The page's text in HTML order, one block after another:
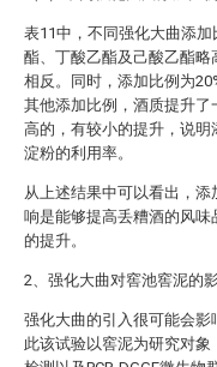
表11中，不同强化大曲添
酯、丁酸乙酯及己酸乙酯略
相反。同时，添加比例为
其他添加比例，酒质提升
高的，有较小的提升，说明
淀粉的利用率。
从上述结果中可以看出，添
响是能够提高丢糟酒的风
的提升。
2、强化大曲对窖池窖泥的
强化大曲的引入很可能会影
此该试验以窖泥为研究对